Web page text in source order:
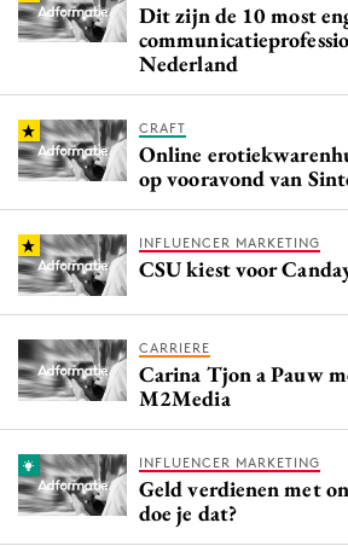
Dit zijn de 10 most
Nederland
CRAFT
Online
op vooravond van
INFLUENCER MARKETING
CSU kiest voor
CARRIERE
Carina Tjon a Pauw
M2Media
INFLUENCER MARKETING
Geld verdienen met
doe je dat?